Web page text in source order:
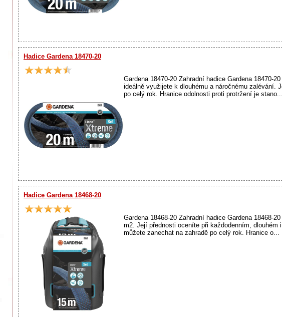
Hadice Gardena 18470-20
Gardena 18470-20 Zahradní hadice Gardena 18470-
ideálně využijete k dlouhému a náročnému zalévání.
po celý rok. Hranice odolnosti proti protržení je stano...
Hadice Gardena 18468-20
Gardena 18468-20 Zahradní hadice Gardena 18468-
m2. Její přednosti oceníte při každodenním,
můžete zanechat na zahradě po celý rok. Hranice o...